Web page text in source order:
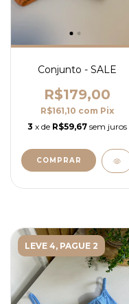
Conjunto - SALE
R$179,00
R$161,10 com Pix
3 x de R$59,67 sem juros
COMPRAR
LEVE 4, PAGUE 2